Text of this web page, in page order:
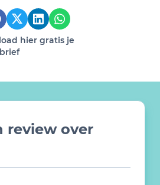
hier gratis je
review over